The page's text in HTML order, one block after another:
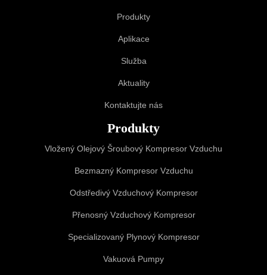
Produkty
Aplikace
Služba
Aktuality
Kontaktujte nás
Produkty
Vložený Olejový Šroubový Kompresor Vzduchu
Bezmazný Kompresor Vzduchu
Odstředivý Vzduchový Kompresor
Přenosný Vzduchový Kompresor
Specializovaný Plynový Kompresor
Vakuová Pumpy